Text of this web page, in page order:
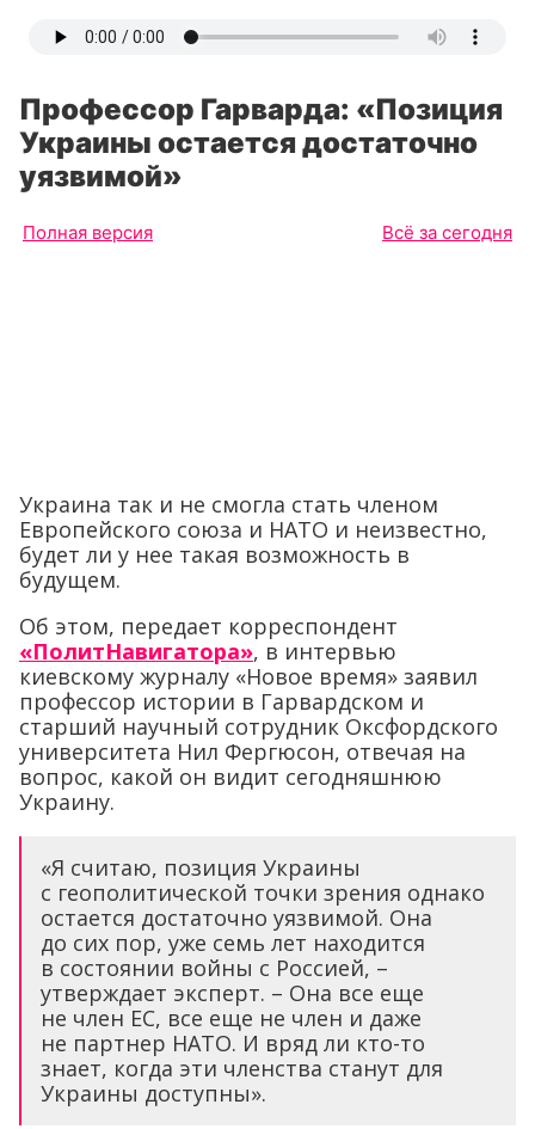
Профессор Гарварда: «Позиция
Украины остается достаточно
уязвимой»
Полная версия Всё за сегодня
Украина так и не смогла стать членом
Европейского союза и НАТО и неизвестно,
будет ли у нее такая возможность в
будущем.
Об этом, передает корреспондент
«ПолитНавигатора», в интервью
киевскому журналу «Новое время» заявил
профессор истории в Гарвардском и
старший научный сотрудник Оксфордского
университета Нил Фергюсон, отвечая на
вопрос, какой он видит сегодняшнюю
Украину.
«Я считаю, позиция Украины
с геополитической точки зрения однако
остается достаточно уязвимой. Она
до сих пор, уже семь лет находится
в состоянии войны с Россией, –
утверждает эксперт. – Она все еще
не член ЕС, все еще не член и даже
не партнер НАТО. И вряд ли кто-то
знает, когда эти членства станут для
Украины доступны».